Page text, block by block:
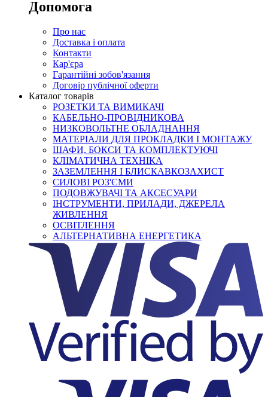
Допомога
Про нас
Доставка і оплата
Контакти
Кар'єра
Гарантійні зобов'язання
Договір публічної оферти
Каталог товарів
РОЗЕТКИ ТА ВИМИКАЧІ
КАБЕЛЬНО-ПРОВІДНИКОВА
НИЗКОВОЛЬТНЕ ОБЛАДНАННЯ
МАТЕРІАЛИ ДЛЯ ПРОКЛАДКИ І МОНТАЖУ
ШАФИ, БОКСИ ТА КОМПЛЕКТУЮЧІ
КЛІМАТИЧНА ТЕХНІКА
ЗАЗЕМЛЕННЯ І БЛИСКАВКОЗАХИСТ
СИЛОВІ РОЗ'ЄМИ
ПОДОВЖУВАЧІ ТА АКСЕСУАРИ
ІНСТРУМЕНТИ, ПРИЛАДИ, ДЖЕРЕЛА
ЖИВЛЕННЯ
ОСВІТЛЕННЯ
АЛЬТЕРНАТИВНА ЕНЕРГЕТИКА